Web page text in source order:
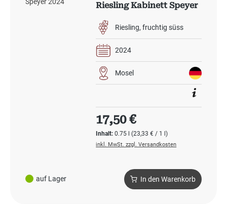
auf Lager
Riesling Kabinett Speyer
Riesling fruchtig süss
2024
Mosel
Inhalt:0.75 l(23,33 € / 1 l)
Regulärer Preis:
17,50 €
inkl. MwSt. zzgl. Versandkosten
In den Warenkorb